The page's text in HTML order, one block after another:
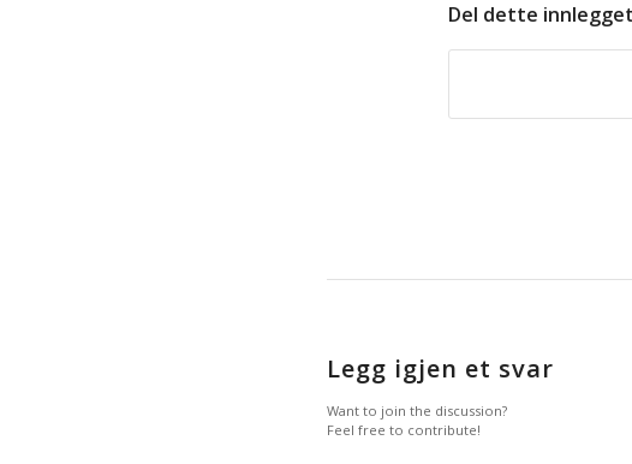
Del dette innlegget
Legg igjen et svar
Want to join the discussion?
Feel free to contribute!